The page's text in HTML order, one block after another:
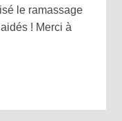
le ramassage
! Merci à